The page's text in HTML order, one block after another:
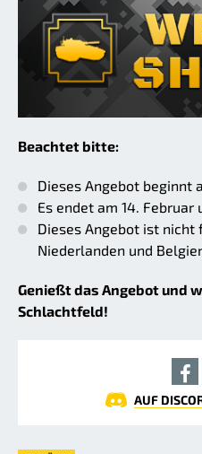
Beachtet bitte:
Dieses Angebot beginnt
Es endet am 14. Februar
Dieses Angebot ist nicht
Niederlanden und
Genießt das Angebot und
Schlachtfeld!
AUF